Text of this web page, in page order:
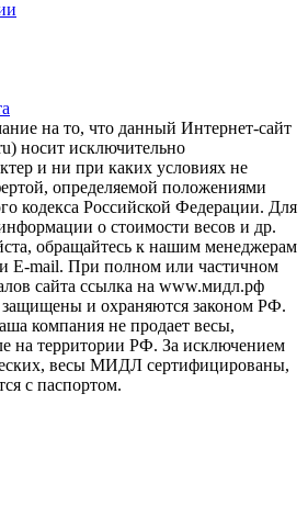
на то, что данный Интернет-сайт
носит исключительно
и ни при каких условиях не
определяемой положениями
кодекса Российской Федерации. Для
о стоимости весов и др.
обращайтесь к нашим менеджерам
mail. При полном или частичном
сайта ссылка на www.мидл.рф
защищены и охраняются законом РФ.
компания не продает весы,
на территории РФ. За исключением
весы МИДЛ сертифицированы,
с паспортом.